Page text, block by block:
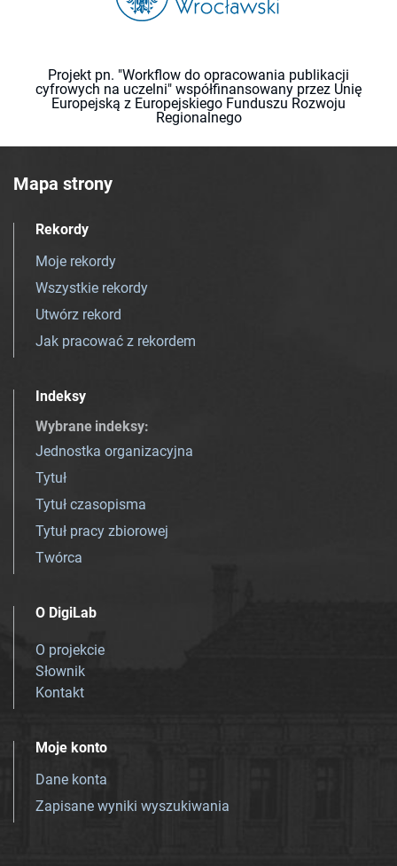
Projekt pn. "Workflow do opracowania publikacji
cyfrowych na uczelni" współfinansowany przez Unię
Europejską z Europejskiego Funduszu Rozwoju
Regionalnego
Mapa strony
Rekordy
Moje rekordy
Wszystkie rekordy
Utwórz rekord
Jak pracować z rekordem
Indeksy
Wybrane indeksy:
Jednostka organizacyjna
Tytuł
Tytuł czasopisma
Tytuł pracy zbiorowej
Twórca
O DigiLab
O projekcie
Słownik
Kontakt
Moje konto
Dane konta
Zapisane wyniki wyszukiwania